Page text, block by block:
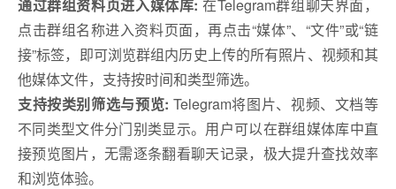
通过群组资料页进入媒体库: 在Telegram群组聊天界面，
点击群组名称进入资料页面，再点击“媒体”、“文件”或“链
接”标签，即可浏览群组内历史上传的所有照片、视频和其
他媒体文件，支持按时间和类型筛选。
支持按类别筛选与预览: Telegram将图片、视频、文档等
不同类型文件分门别类显示。用户可以在群组媒体库中直
接预览图片，无需逐条翻看聊天记录，极大提升查找效率
和浏览体验。